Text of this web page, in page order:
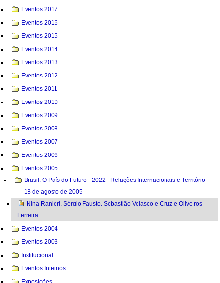
Eventos 2017
Eventos 2016
Eventos 2015
Eventos 2014
Eventos 2013
Eventos 2012
Eventos 2011
Eventos 2010
Eventos 2009
Eventos 2008
Eventos 2007
Eventos 2006
Eventos 2005
Brasil: O País do Futuro - 2022 - Relações Internacionais e Território -
18 de agosto de 2005
Nina Ranieri, Sérgio Fausto, Sebastião Velasco e Cruz e Oliveiros
Ferreira
Eventos 2004
Eventos 2003
Institucional
Eventos Internos
Exposições